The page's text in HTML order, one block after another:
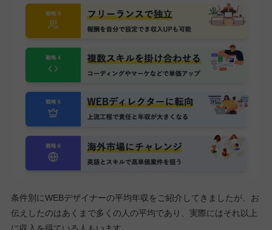
条件別にWEBデザイナーの平均年収をご紹介してきましたが、お
伝えしたのはあくまで多くの人の平均であり、実際にはそれ以上